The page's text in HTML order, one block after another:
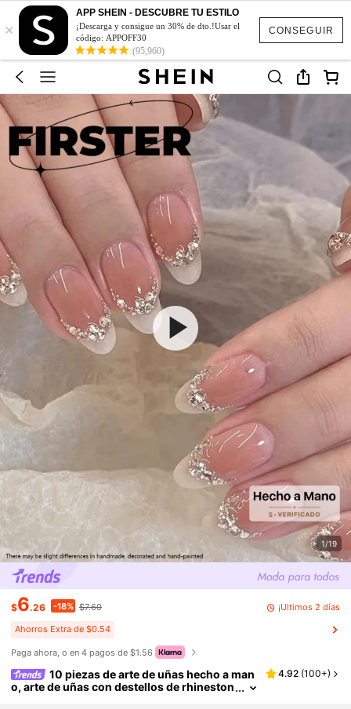
CONSEGUIR
×
APP SHEIN - DESCUBRE TU ESTILO
¡Descarga y consigue un 30% de dto.!Usar el
código: APPOFF30
(95,960)
1/19
$6.26 -18% $7.60 ¡Últimos 2 días
Ahorros Extra de $0.54
Paga ahora, o en 4 pagos de $1.56
10 piezas de arte de uñas hecho a man
o, arte de uñas con destellos de rhineston
4.92 (100+)